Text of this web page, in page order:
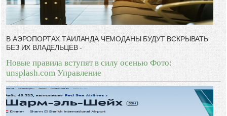
В АЭРОПОРТАХ ТАИЛАНДА ЧЕМОДАНЫ БУДУТ ВСКРЫВАТЬ
БЕЗ ИХ ВЛАДЕЛЬЦЕВ -
Новые правила вступят в силу осенью Фото:
unsplash.com Управление